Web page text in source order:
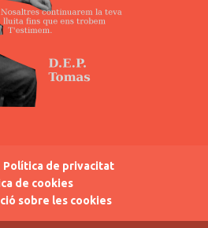
Política de privacitat
de cookies
sobre les cookies